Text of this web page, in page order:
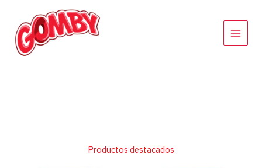
contenido
Productos destacados